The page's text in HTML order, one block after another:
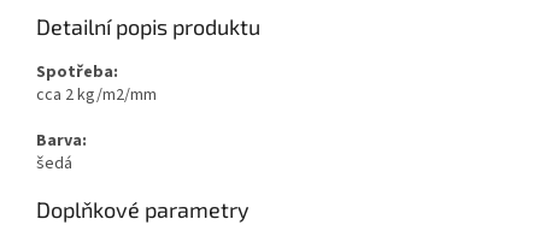
Detailní popis produktu
Spotřeba:
cca 2 kg/m2/mm
Barva:
šedá
Doplňkové parametry